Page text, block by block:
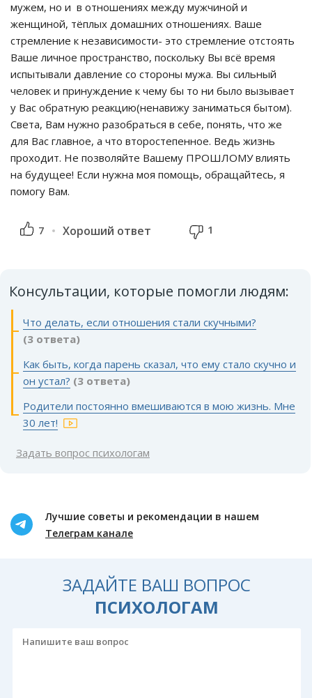
мужем, но и в отношениях между мужчиной и
женщиной, тёплых домашних отношениях. Ваше
стремление к независимости- это стремление отстоять
Ваше личное пространство, поскольку Вы всё время
испытывали давление со стороны мужа. Вы сильный
человек и принуждение к чему бы то ни было вызывает
у Вас обратную реакцию(ненавижу заниматься бытом).
Света, Вам нужно разобраться в себе, понять, что же
для Вас главное, а что второстепенное. Ведь жизнь
проходит. Не позволяйте Вашему ПРОШЛОМУ влиять
на будущее! Если нужна моя помощь, обращайтесь, я
помогу Вам.
7 Хороший ответ 1
Консультации, которые помогли людям:
Что делать, если отношения стали скучными?
(3 ответа)
Как быть, когда парень сказал, что ему стало скучно и
он устал? (3 ответа)
Родители постоянно вмешиваются в мою жизнь. Мне
30 лет!
Задать вопрос психологам
Лучшие советы и рекомендации в нашем
Телеграм канале
ЗАДАЙТЕ ВАШ ВОПРОС
ПСИХОЛОГАМ